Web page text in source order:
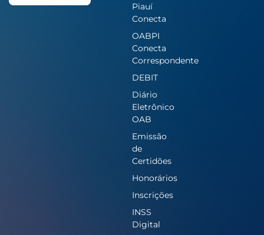
Piauí
Conecta
OABPI
Conecta
Correspondente
DEBIT
Diário
Eletrônico
OAB
Emissão
de
Certidões
Honorários
Inscrições
INSS
Digital